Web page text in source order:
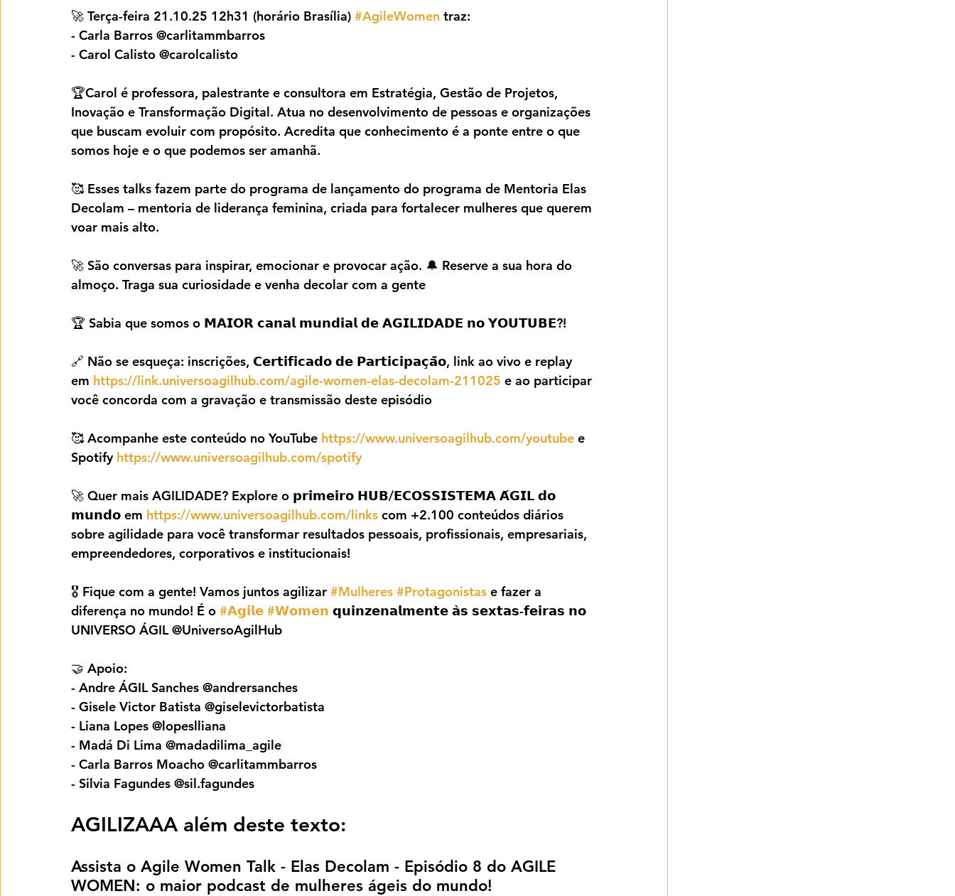
🚀 Terça-feira 21.10.25 12h31 (horário Brasília) #AgileWomen traz:
- Carla Barros @carlitammbarros
- Carol Calisto @carolcalisto
🏆Carol é professora, palestrante e consultora em Estratégia, Gestão de Projetos,
Inovação e Transformação Digital. Atua no desenvolvimento de pessoas e organizações
que buscam evoluir com propósito. Acredita que conhecimento é a ponte entre o que
somos hoje e o que podemos ser amanhã.
🥰 Esses talks fazem parte do programa de lançamento do programa de Mentoria Elas
Decolam – mentoria de liderança feminina, criada para fortalecer mulheres que querem
voar mais alto.
🚀 São conversas para inspirar, emocionar e provocar ação. 🔔 Reserve a sua hora do
almoço. Traga sua curiosidade e venha decolar com a gente
🏆 Sabia que somos o 𝗠𝗔𝗜𝗢𝗥 𝗰𝗮𝗻𝗮𝗹 𝗺𝘂𝗻𝗱𝗶𝗮𝗹 𝗱𝗲 𝗔𝗚𝗜𝗟𝗜𝗗𝗔𝗗𝗘 𝗻𝗼 𝗬𝗢𝗨𝗧𝗨𝗕𝗘?!
🔗 Não se esqueça: inscrições, 𝗖𝗲𝗿𝘁𝗶𝗳𝗶𝗰𝗮𝗱𝗼 𝗱𝗲 𝗣𝗮𝗿𝘁𝗶𝗰𝗶𝗽𝗮𝗰̧𝗮̃𝗼, link ao vivo e replay
em https://link.universoagilhub.com/agile-women-elas-decolam-211025 e ao participar
você concorda com a gravação e transmissão deste episódio
🥰 Acompanhe este conteúdo no YouTube https://www.universoagilhub.com/youtube e
Spotify https://www.universoagilhub.com/spotify
🚀 Quer mais AGILIDADE? Explore o 𝗽𝗿𝗶𝗺𝗲𝗶𝗿𝗼 𝗛𝗨𝗕/𝗘𝗖𝗢𝗦𝗦𝗜𝗦𝗧𝗘𝗠𝗔 𝗔́𝗚𝗜𝗟 𝗱𝗼
𝗺𝘂𝗻𝗱𝗼 em https://www.universoagilhub.com/links com +2.100 conteúdos diários
sobre agilidade para você transformar resultados pessoais, profissionais, empresariais,
empreendedores, corporativos e institucionais!
🎖️ Fique com a gente! Vamos juntos agilizar #Mulheres #Protagonistas e fazer a
diferença no mundo! É o #𝗔𝗴𝗶𝗹𝗲 #𝗪𝗼𝗺𝗲𝗻 𝗾𝘂𝗶𝗻𝘇𝗲𝗻𝗮𝗹𝗺𝗲𝗻𝘁𝗲 𝗮̀𝘀 𝘀𝗲𝘅𝘁𝗮𝘀-𝗳𝗲𝗶𝗿𝗮𝘀 𝗻𝗼
UNIVERSO ÁGIL @UniversoAgilHub
🤝 Apoio:
- Andre ÁGIL Sanches @andrersanches
- Gisele Victor Batista @giselevictorbatista
- Liana Lopes @lopeslliana
- Madá Di Lima @madadilima_agile
- Carla Barros Moacho @carlitammbarros
- Silvia Fagundes @sil.fagundes
AGILIZAAA além deste texto:
Assista o Agile Women Talk - Elas Decolam - Episódio 8 do AGILE
WOMEN: o maior podcast de mulheres ágeis do mundo!